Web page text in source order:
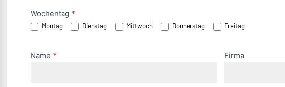
Rückruf
anfordern
Wochentag *
Montag Dienstag Mittwoch Donnerstag Freitag
Name * Firma